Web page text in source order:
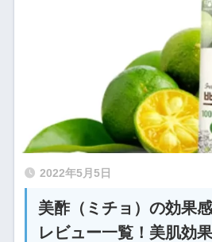
2022年5月5日
美酢（ミチョ）の効果
レビュー一覧！美肌効